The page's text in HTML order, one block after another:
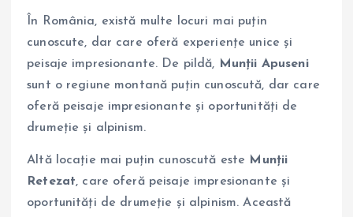
În România, există multe locuri mai puțin
cunoscute, dar care oferă experiențe unice și
peisaje impresionante. De pildă, Munții Apuseni
sunt o regiune montană puțin cunoscută, dar care
oferă peisaje impresionante și oportunități de
drumeție și alpinism.
Altă locație mai puțin cunoscută este Munții
Retezat, care oferă peisaje impresionante și
oportunități de drumeție și alpinism. Această